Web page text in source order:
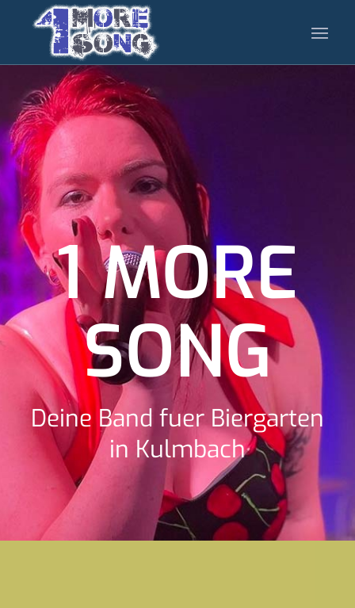
1 MORE
SONG
Deine Band fuer Biergarten
in Kulmbach